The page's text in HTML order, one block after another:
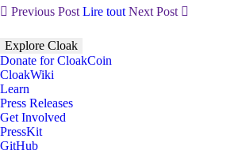
Previous Post Lire tout Next Post
Explore Cloak
Donate for CloakCoin
CloakWiki
Learn
Press Releases
Get Involved
PressKit
GitHub